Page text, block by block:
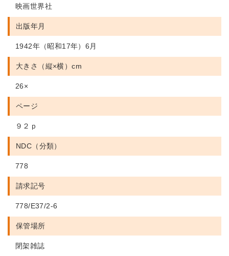
映画世界社
出版年月
1942年（昭和17年）6月
大きさ（縦×横）cm
26×
ページ
９２ｐ
NDC（分類）
778
請求記号
778/E37/2-6
保管場所
閉架雑誌